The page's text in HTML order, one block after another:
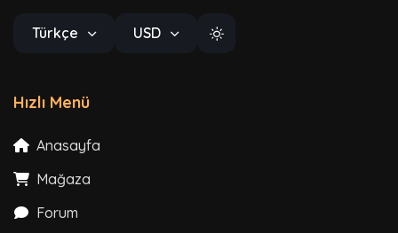
Türkçe USD
Hızlı Menü
Anasayfa
Mağaza
Forum